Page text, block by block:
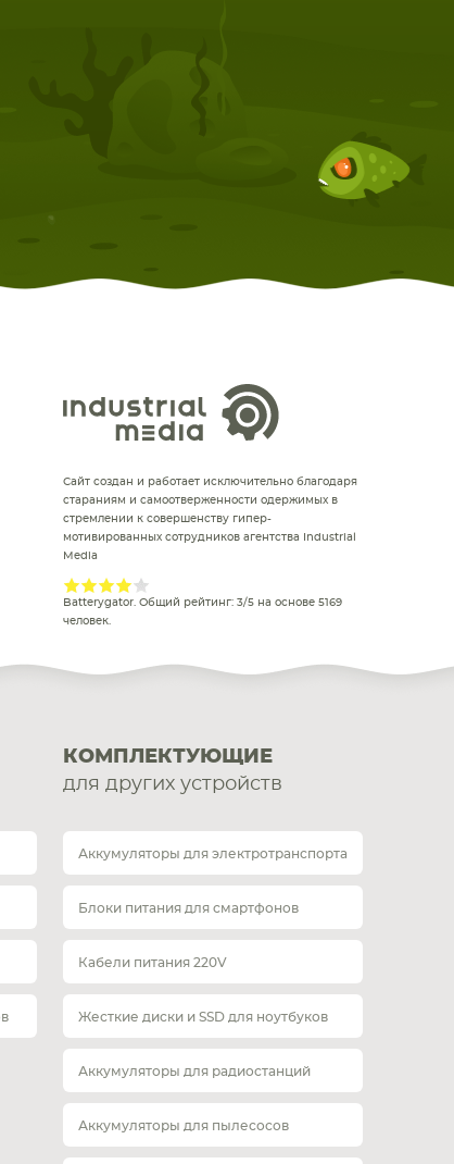
Сайт создан и работает исключительно благодаря
стараниям и самоотверженности одержимых в
стремлении к совершенству гипер-
мотивированных сотрудников агентства Industrial
Media
Batterygator. Общий рейтинг: 3/5 на основе 5169
человек.
КОМПЛЕКТУЮЩИЕ
для других устройств
Аккумуляторы для электротранспорта
Блоки питания для смартфонов
Кабели питания 220V
Жесткие диски и SSD для ноутбуков
Аккумуляторы для радиостанций
Аккумуляторы для пылесосов